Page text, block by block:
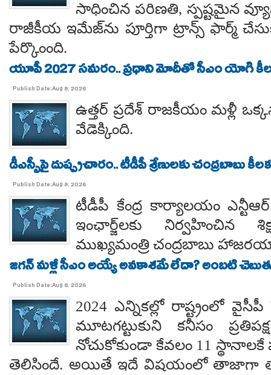
సాధించిన పరిణతి, స్పష్టమైన
రాజీకీయ ఇమేజ్‌ను పూర్తిగా ట్రాన్స్ ఫార్మ్
పేర్కొంంది.
యూపీ 2027 సమరం.. ప్రధాని మోదీతో సీఎం యోగి
Publish Date:Aug 8, 2026
ఉత్తర్ ప్రదేశ్ రాజకీయం మళ్లీ
వేడెక్కింది.
డీఎస్సీపై దుష్ప్రచారం.. టీడీపీ శ్రేణులకు చంద్రబాబు
Publish Date:Aug 8, 2026
టీడీపీ కేంద్ర కార్యాలయం
ఇంఛార్జ్‌లకు నిర్వహించిన
ముఖ్యమంత్రి చంద్రబాబు
జగన్ మళ్లీ సీఎం అయ్యే అవకాశమే లేదా? అంబటి
Publish Date:Aug 8, 2026
2024 ఎన్నికల్లో రాష్ట్రంలో
మూటగట్టుకుని కనీసం
నోచుకోకుండా కేవలం 11
తెలిసిందే. అయితే ఇదే విషయంలో తాజాగా